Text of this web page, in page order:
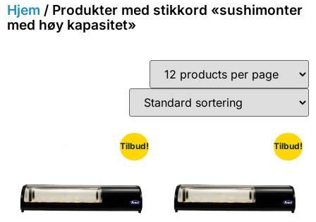
Hjem / Produkter med stikkord «sushimonter
med høy kapasitet»
Tilbud! Tilbud!